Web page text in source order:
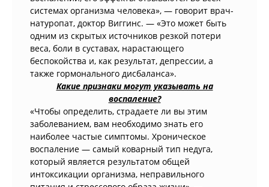
системах организма человека», — говорит врач-
натуропат, доктор Виггинс. — «Это может быть
одним из скрытых источников резкой потери
веса, боли в суставах, нарастающего
беспокойства и, как результат, депрессии, а
также гормонального дисбаланса».
Какие признаки могут указывать на
воспаление?
«Чтобы определить, страдаете ли вы этим
заболеванием, вам необходимо знать его
наиболее частые симптомы. Хроническое
воспаление — самый коварный тип недуга,
который является результатом общей
интоксикации организма, неправильного